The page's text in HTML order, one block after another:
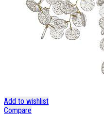
Add to wishlist
Compare